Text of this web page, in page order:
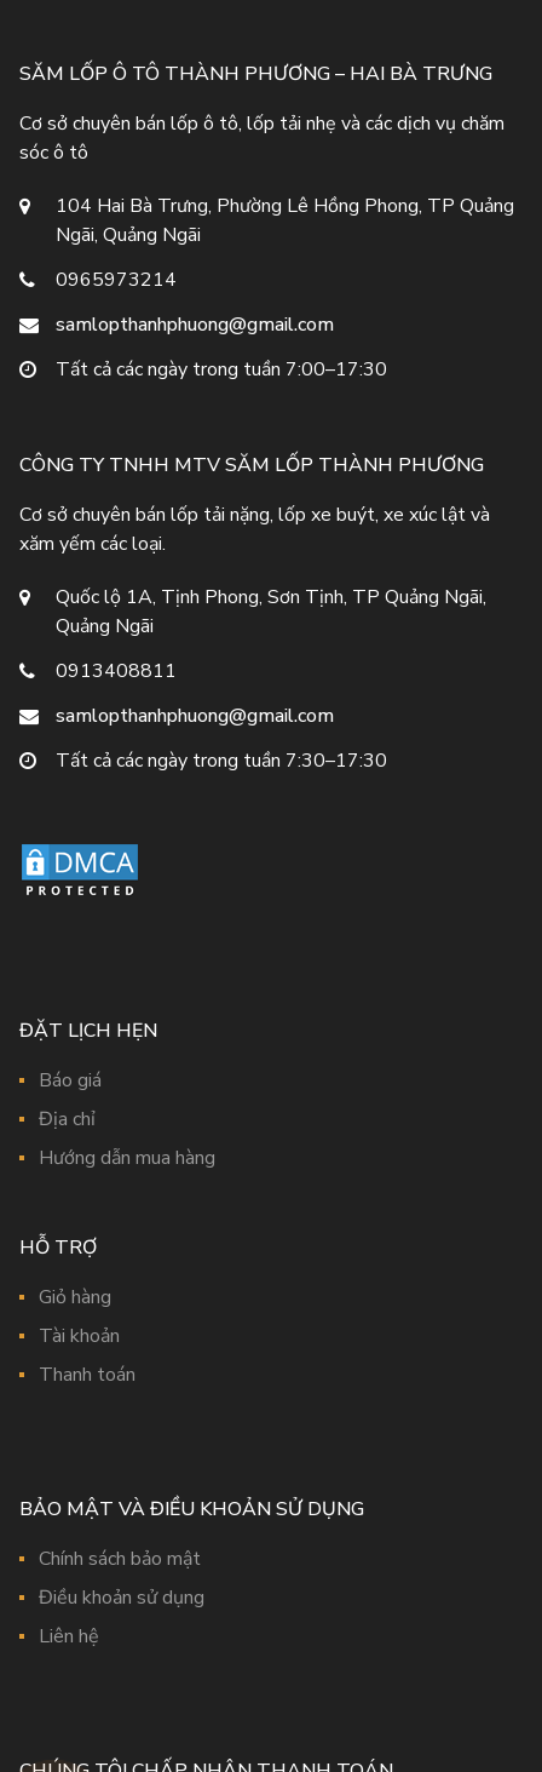
SĂM LỐP Ô TÔ THÀNH PHƯƠNG – HAI BÀ TRƯNG
Cơ sở chuyên bán lốp ô tô, lốp tải nhẹ và các dịch vụ chăm
sóc ô tô
104 Hai Bà Trưng, Phường Lê Hồng Phong, TP Quảng
Ngãi, Quảng Ngãi
0965973214
samlopthanhphuong@gmail.com
Tất cả các ngày trong tuần 7:00–17:30
CÔNG TY TNHH MTV SĂM LỐP THÀNH PHƯƠNG
Cơ sở chuyên bán lốp tải nặng, lốp xe buýt, xe xúc lật và
xăm yếm các loại.
Quốc lộ 1A, Tịnh Phong, Sơn Tịnh, TP Quảng Ngãi,
Quảng Ngãi
0913408811
samlopthanhphuong@gmail.com
Tất cả các ngày trong tuần 7:30–17:30
ĐẶT LỊCH HẸN
Báo giá
Địa chỉ
Hướng dẫn mua hàng
HỖ TRỢ
Giỏ hàng
Tài khoản
Thanh toán
BẢO MẬT VÀ ĐIỀU KHOẢN SỬ DỤNG
Chính sách bảo mật
Điều khoản sử dụng
Liên hệ